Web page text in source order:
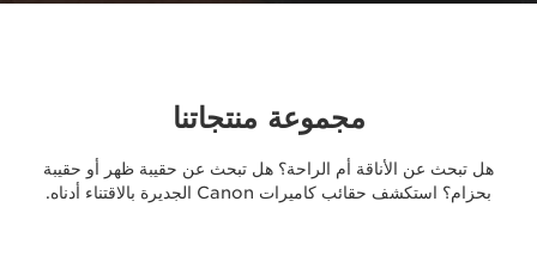
مجموعة منتجاتنا
هل تبحث عن الأناقة أم الراحة؟ هل تبحث عن حقيبة ظهر أو حقيبة
بحزام؟ استكشف حقائب كاميرات Canon الجديرة بالاقتناء أدناه.